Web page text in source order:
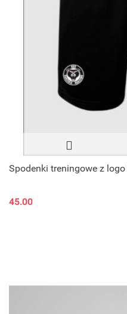
Spodenki treningowe z
45.00